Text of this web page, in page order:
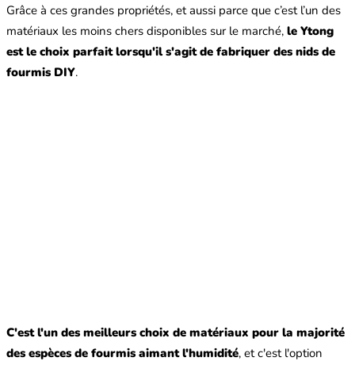
Grâce à ces grandes propriétés, et aussi parce que c’est l’un des
matériaux les moins chers disponibles sur le marché, le Ytong
est le choix parfait lorsqu'il s'agit de fabriquer des nids de
fourmis DIY.
C'est l'un des meilleurs choix de matériaux pour la majorité
des espèces de fourmis aimant l'humidité, et c'est l'option